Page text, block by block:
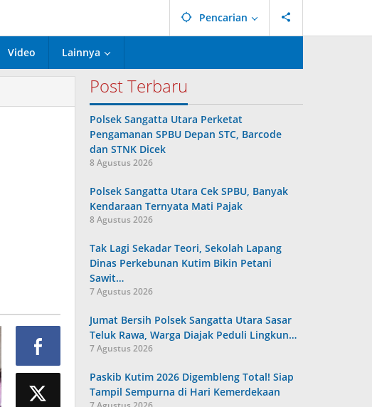
Pencarian
Video Lainnya
Post Terbaru
Polsek Sangatta Utara Perketat
Pengamanan SPBU Depan STC, Barcode
dan STNK Dicek
8 Agustus 2026
Polsek Sangatta Utara Cek SPBU, Banyak
Kendaraan Ternyata Mati Pajak
8 Agustus 2026
Tak Lagi Sekadar Teori, Sekolah Lapang
Dinas Perkebunan Kutim Bikin Petani
Sawit…
7 Agustus 2026
Jumat Bersih Polsek Sangatta Utara Sasar
Teluk Rawa, Warga Diajak Peduli Lingkun…
7 Agustus 2026
Paskib Kutim 2026 Digembleng Total! Siap
Tampil Sempurna di Hari Kemerdekaan